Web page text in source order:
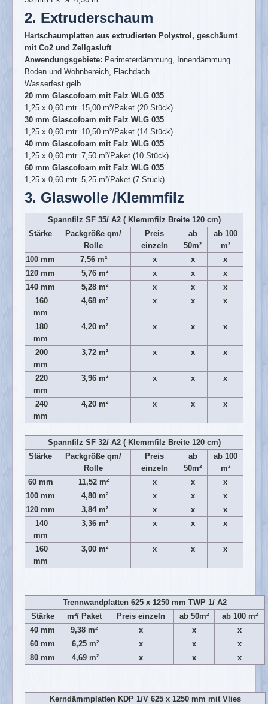
Konstruktionsvollholz
Brettschichtholz/ Leimbinder
Gartenbau- und Konstruktionsholz
Terrassendielen
Bedachung
Stahltrapezbleche
Wellplatten aus PVC
Polycarbonat Profilplatten
Lichtwellplatten aus Acryl
Innenausbau
Gipsplatten
Fermacellplatten
Metallprofile
Plattenware
Gartenhäuser
Carports
Vorgartenzäune
Doppelstabmatten
Hohlkammerplatten + Zubehör
Sichtschutzzäune
Betondeckel und Kanalrohre
SERVICE
Anfahrt
Datenschutz
Impressum
2. Extruderschaum
Hartschaumplatten aus extrudierten Polystrol, geschäumt
mit Co2 und Zellgasluft
Anwendungsgebiete: Perimeterdämmung, Innendämmung
Boden und Wohnbereich, Flachdach
Wasserfest gelb
20 mm Glascofoam mit Falz WLG 035
1,25 x 0,60 mtr. 15,00 m²/Paket (20 Stück)
30 mm Glascofoam mit Falz WLG 035
1,25 x 0,60 mtr. 10,50 m²/Paket (14 Stück)
40 mm Glascofoam mit Falz WLG 035
1,25 x 0,60 mtr. 7,50 m²/Paket (10 Stück)
60 mm Glascofoam mit Falz WLG 035
1,25 x 0,60 mtr. 5,25 m²/Paket (7 Stück)
3. Glaswolle /Klemmfilz
Spannfilz SF 35/ A2 ( Klemmfilz Breite 120 cm)
Stärke
Packgröße qm/
Rolle
Preis
einzeln
ab
50m²
ab 100
m²
100 mm
7,56 m² x x
x
120 mm
5,76 m² x x
x
140 mm
5,28 m² x x
x
160
mm
4,68 m² x x x
180
mm
4,20 m² x x x
200
mm
3,72 m² x x x
220
mm
3,96 m² x x x
240
mm
4,20 m² x x x
Spannfilz SF 32/ A2 ( Klemmfilz Breite 120 cm)
Stärke
Packgröße qm/
Rolle
Preis
einzeln
ab
50m²
ab 100
m²
60 mm
11,52 m² x x
x
100 mm
4,80 m² x x
x
120 mm
3,84 m² x x
x
140
mm
3,36 m² x x x
160
mm
3,00 m² x x x
Trennwandplatten 625 x 1250 mm TWP 1/ A2
Stärke
m²/ Paket Preis einzeln ab 50m²
ab 100 m²
40 mm
9,38 m² x x
x
60 mm
6,25 m² x x
x
80 mm
4,69 m² x x x
Kerndämmplatten KDP 1/V 625 x 1250 mm mit Vlies